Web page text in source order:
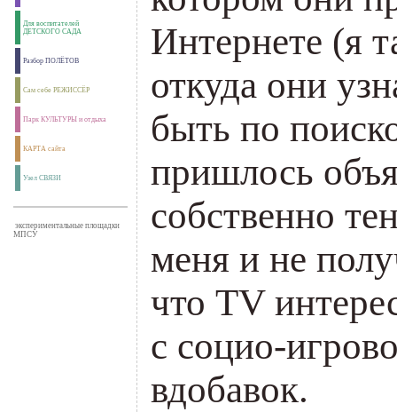
Для воспитателей
ДЕТСКОГО САДА
Разбор ПОЛЁТОВ
Сам себе РЕЖИССЁР
Парк КУЛЬТУРЫ и отдыха
КАРТА сайта
Узел СВЯЗИ
экспериментальные площадки
МПСУ
Интернете (я
откуда они
быть по
пришлось
собственно
меня и не
что TV
с социо-
вдобавок.